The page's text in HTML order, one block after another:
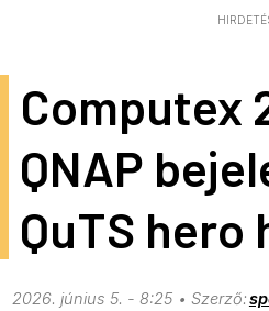
Computex
QNAP
QuTS hero
2026. június 5. - 8:25